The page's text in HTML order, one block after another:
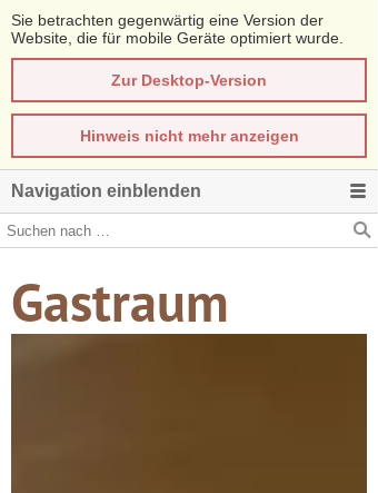
Sie betrachten gegenwärtig eine Version der
Website, die für mobile Geräte optimiert wurde.
Zur Desktop-Version
Hinweis nicht mehr anzeigen
Navigation einblenden
Gastraum